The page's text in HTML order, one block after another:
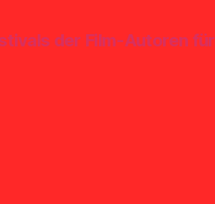
der Film-Autoren für